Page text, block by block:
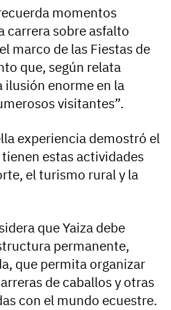
momentos
carrera sobre asfalto
marco de las Fiestas de
que, según relata
ilusión enorme en la
visitantes”.
experiencia demostró el
estas actividades
el turismo rural y la
que Yaiza debe
permanente,
que permita organizar
de caballos y otras
con el mundo ecuestre.